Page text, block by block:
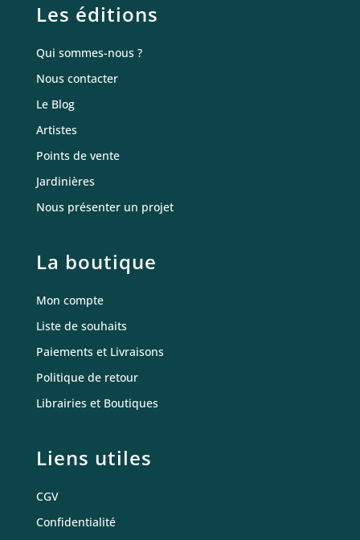
Les éditions
Qui sommes-nous ?
Nous contacter
Le Blog
Artistes
Points de vente
Jardinières
Nous présenter un projet
La boutique
Mon compte
Liste de souhaits
Paiements et Livraisons
Politique de retour
Librairies et Boutiques
Liens utiles
CGV
Confidentialité